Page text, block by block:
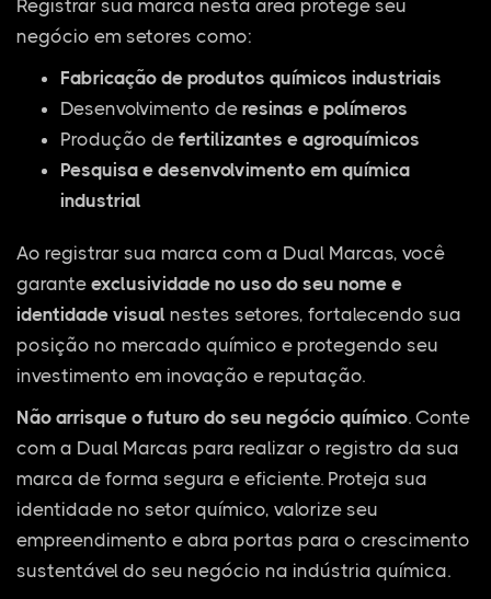
Registrar sua marca nesta área protege seu
negócio em setores como:
Fabricação de produtos químicos industriais
Desenvolvimento de resinas e polímeros
Produção de fertilizantes e agroquímicos
Pesquisa e desenvolvimento em química
industrial
Ao registrar sua marca com a Dual Marcas, você
garante exclusividade no uso do seu nome e
identidade visual nestes setores, fortalecendo sua
posição no mercado químico e protegendo seu
investimento em inovação e reputação.
Não arrisque o futuro do seu negócio químico. Conte
com a Dual Marcas para realizar o registro da sua
marca de forma segura e eficiente. Proteja sua
identidade no setor químico, valorize seu
empreendimento e abra portas para o crescimento
sustentável do seu negócio na indústria química.